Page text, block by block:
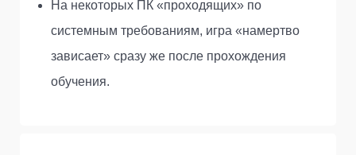
На некоторых ПК «проходящих» по
системным требованиям, игра «намертво
зависает» сразу же после прохождения
обучения.